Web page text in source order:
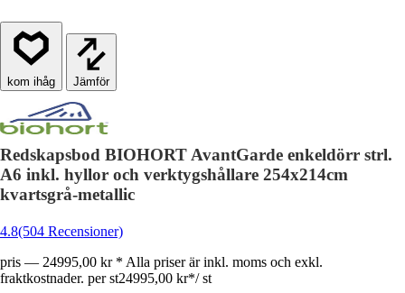
Jämför
Redskapsbod BIOHORT AvantGarde enkeldörr strl.
A6 inkl. hyllor och verktygshållare 254x214cm
kvartsgrå-metallic
4.8(504 Recensioner)
pris — 24995,00 kr * Alla priser är inkl. moms och exkl.
fraktkostnader. per st24995,00 kr*/ st